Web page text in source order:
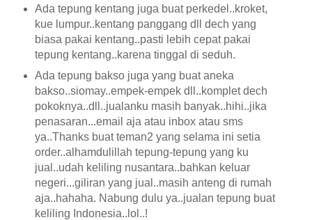
Ada tepung kentang juga buat perkedel..kroket,
kue lumpur..kentang panggang dll dech yang
biasa pakai kentang..pasti lebih cepat pakai
tepung kentang..karena tinggal di seduh.
Ada tepung bakso juga yang buat aneka
bakso..siomay..empek-empek dll..komplet dech
pokoknya..dll..jualanku masih banyak..hihi..jika
penasaran...email aja atau inbox atau sms
ya..Thanks buat teman2 yang selama ini setia
order..alhamdulillah tepung-tepung yang ku
jual..udah keliling nusantara..bahkan keluar
negeri...giliran yang jual..masih anteng di rumah
aja..hahaha. Nabung dulu ya..jualan tepung buat
keliling Indonesia..lol..!